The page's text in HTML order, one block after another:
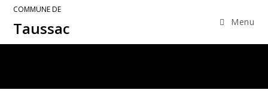
COMMUNE DE
Taussac Menu